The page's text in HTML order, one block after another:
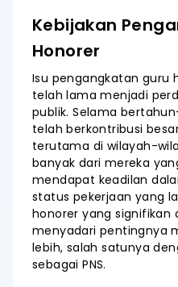
Kebijakan
Honorer
Isu pengangkatan guru
telah lama menjadi
publik. Selama
telah berkontribusi
terutama di wilayah-
banyak dari mereka
mendapat keadilan
status pekerjaan yang
honorer yang signifikan
menyadari pentingnya
lebih, salah satunya
sebagai PNS.